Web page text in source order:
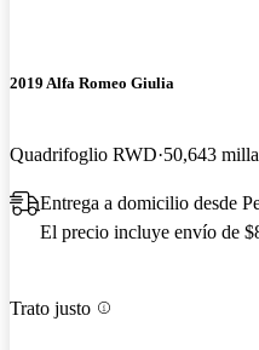
2019 Alfa Romeo Giulia
Quadrifoglio RWD 50,643
Entrega a domicilio desde
El precio incluye envío de
Trato justo